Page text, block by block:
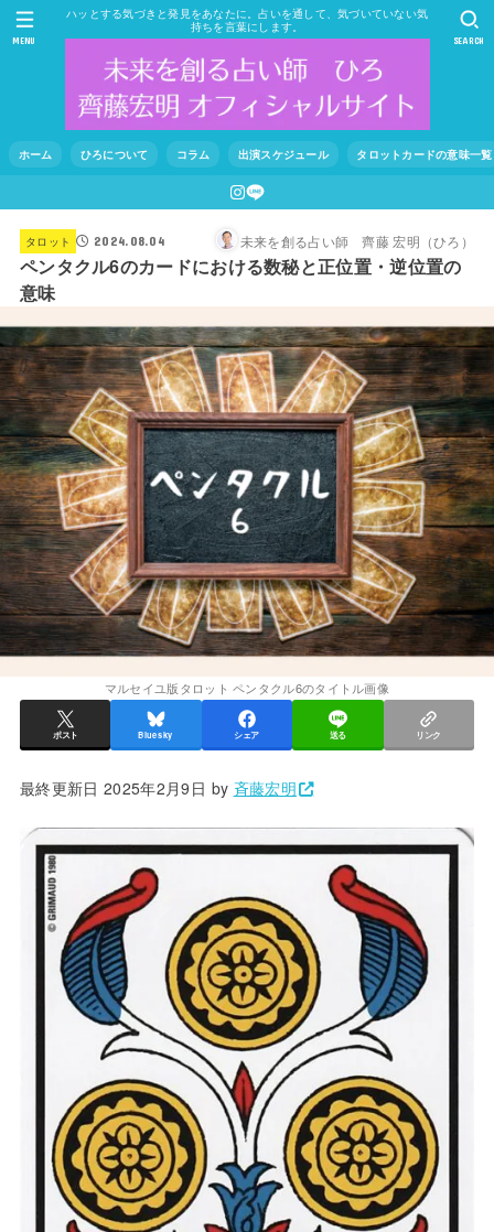
ハッとする気づきと発見をあなたに。占いを通して、気づいていない気
持ちを言葉にします。
ホーム ひろについて コラム 出演スケジュール タロットカードの意味一覧
SEARCH
MENU
タロット 2024.08.04 未来を創る占い師 齊藤 宏明（ひろ）
ペンタクル6のカードにおける数秘と正位置・逆位置の
意味
マルセイユ版タロット ペンタクル6のタイトル画像
ポスト Bluesky シェア 送る リンク
最終更新日 2025年2月9日 by 斉藤宏明